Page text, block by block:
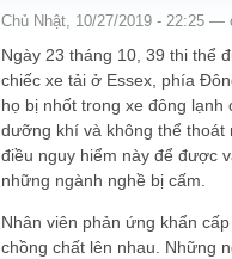
Chủ Nhật, 10/27/2019 - 22:25 —
Ngày 23 tháng 10, 39 thi thể
chiếc xe tải ở Essex, phía
họ bị nhốt trong xe đông
dưỡng khí và không thể thoát
điều nguy hiểm này để được
những ngành nghề bị cấm.
Nhân viên phản ứng khẩn
chồng chất lên nhau. Những